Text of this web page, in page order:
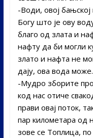
-Води, овој
Богу што је ову
благо од злата и
нафту да би могли
злато и нафта не
дају, ова вода може.
-Мудро зборите
код нас отиче
прави овај поток,
пар километара од
зове се Топлица, по